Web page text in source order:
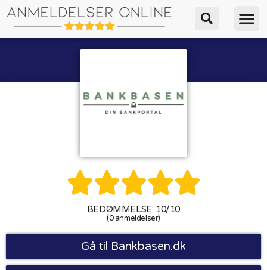

BEDØMMELSE: 10/10
(0 anmeldelser)
Gå til Bankbasen.dk